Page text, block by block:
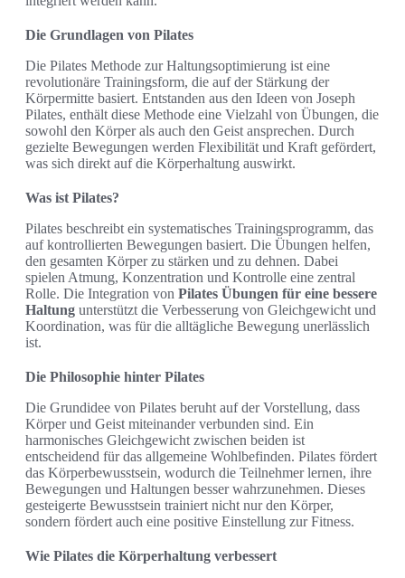
Die Grundlagen von Pilates
Die Pilates Methode zur Haltungsoptimierung ist eine
revolutionäre Trainingsform, die auf der Stärkung der
Körpermitte basiert. Entstanden aus den Ideen von Joseph
Pilates, enthält diese Methode eine Vielzahl von Übungen, die
sowohl den Körper als auch den Geist ansprechen. Durch
gezielte Bewegungen werden Flexibilität und Kraft gefördert,
was sich direkt auf die Körperhaltung auswirkt.
Was ist Pilates?
Pilates beschreibt ein systematisches Trainingsprogramm, das
auf kontrollierten Bewegungen basiert. Die Übungen helfen,
den gesamten Körper zu stärken und zu dehnen. Dabei
spielen Atmung, Konzentration und Kontrolle eine zentral
Rolle. Die Integration von Pilates Übungen für eine bessere
Haltung unterstützt die Verbesserung von Gleichgewicht und
Koordination, was für die alltägliche Bewegung unerlässlich
ist.
Die Philosophie hinter Pilates
Die Grundidee von Pilates beruht auf der Vorstellung, dass
Körper und Geist miteinander verbunden sind. Ein
harmonisches Gleichgewicht zwischen beiden ist
entscheidend für das allgemeine Wohlbefinden. Pilates fördert
das Körperbewusstsein, wodurch die Teilnehmer lernen, ihre
Bewegungen und Haltungen besser wahrzunehmen. Dieses
gesteigerte Bewusstsein trainiert nicht nur den Körper,
sondern fördert auch eine positive Einstellung zur Fitness.
Wie Pilates die Körperhaltung verbessert